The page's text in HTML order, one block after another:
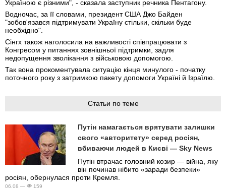
Україною є різними", - сказала заступник речника Пентагону.
Водночас, за її словами, президент США Джо Байден
"зобов'язався підтримувати Україну стільки, скільки буде
необхідно".
Сінгх також наголосила на важливості співпрацювати з
Конгресом у питаннях зовнішньої підтримки, задля
недопущення зволікання з військовою допомогою.
Так вона прокоментувала ситуацію кінця минулого - початку
поточного року з затримкою пакету допомоги Україні й Ізраїлю.
Статьи по теме
Путін намагається врятувати залишки
свого «авторитету» серед росіян,
вбиваючи людей в Києві — Sky News
Путін втрачає головний козир — війна, яку
він починав нібито «заради безпеки»
росіян, обернулася проти Кремля.
06.08 — 159